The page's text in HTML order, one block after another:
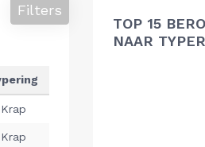
Filters
TOP 15
NAAR